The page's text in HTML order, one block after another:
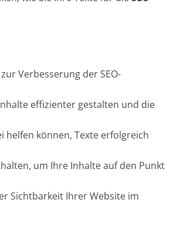
Verbesserung der SEO-
effizienter gestalten und die
helfen können, Texte erfolgreich
um Ihre Inhalte auf den Punkt
Sichtbarkeit Ihrer Website im